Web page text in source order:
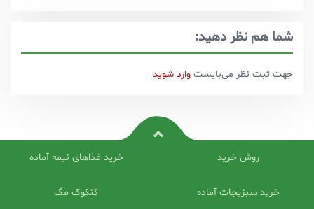
شما هم نظر دهید:
جهت ثبت نظر می‌بایست وارد شوید
روش خرید
خرید سبزیجات آماده
خرید غذاهای نیمه آماده
کنکوک مگ